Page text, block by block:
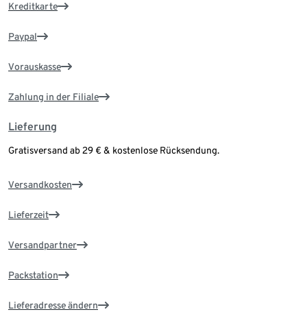
Kreditkarte
Paypal
Vorauskasse
Zahlung in der Filiale
Lieferung
Gratisversand ab 29 € & kostenlose Rücksendung.
Versandkosten
Lieferzeit
Versandpartner
Packstation
Lieferadresse ändern